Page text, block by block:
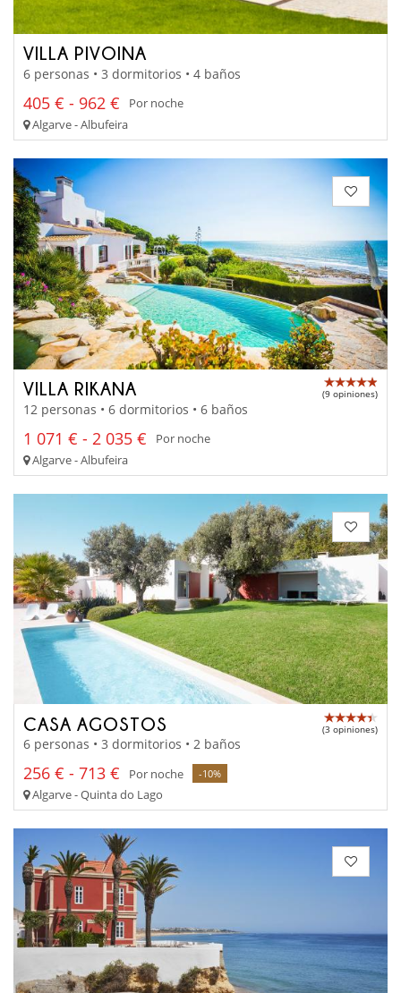
VILLA PIVOINA
6 personas • 3 dormitorios • 4 baños
405 € - 962 €
Por noche
Algarve - Albufeira
VILLA RIKANA (9 opiniones)
12 personas • 6 dormitorios • 6 baños
1 071 € - 2 035 €
Por noche
Algarve - Albufeira
CASA AGOSTOS (3 opiniones)
6 personas • 3 dormitorios • 2 baños
256 € - 713 € Por noche -10%
Algarve - Quinta do Lago